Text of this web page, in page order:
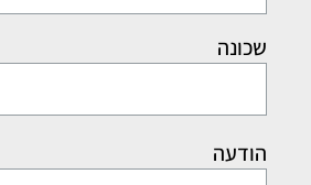
שכונה
הודעה